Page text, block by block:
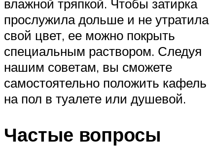
влажной тряпкой. Чтобы затирка
прослужила дольше и не утратила
свой цвет, ее можно покрыть
специальным раствором. Следуя
нашим советам, вы сможете
самостоятельно положить кафель
на пол в туалете или душевой.
Частые вопросы